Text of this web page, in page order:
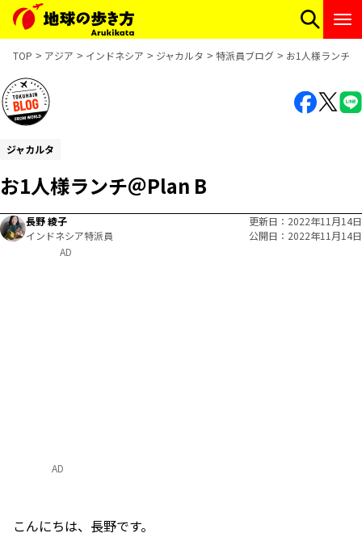
TOP アジア インドネシア ジャカルタ 特派員ブログ お1人様ランチ
ジャカルタ
お1人様ランチ＠Plan B
長野 綾子
インドネシア特派員
更新日
2022年11月14日
公開日
2022年11月14日
AD
こんにちは、長野です。
AD